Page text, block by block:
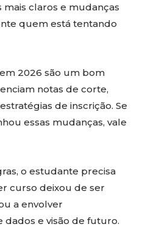
claros e mudanças
quem está tentando
2026 são um bom
notas de corte,
de inscrição. Se
essas mudanças, vale
o estudante precisa
curso deixou de ser
a envolver
dados e visão de futuro.